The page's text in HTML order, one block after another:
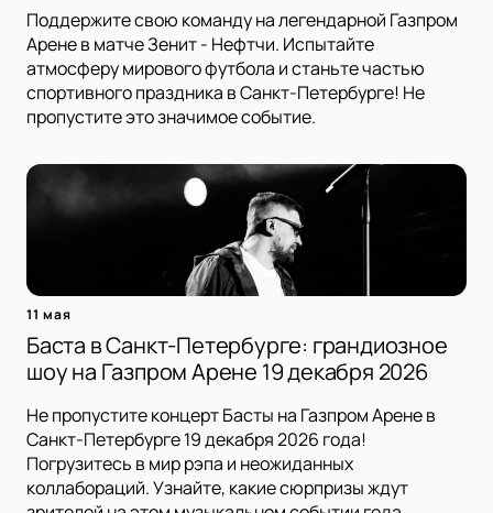
Поддержите свою команду на легендарной Газпром
Арене в матче Зенит - Нефтчи. Испытайте
атмосферу мирового футбола и станьте частью
спортивного праздника в Санкт-Петербурге! Не
пропустите это значимое событие.
11 мая
Баста в Санкт-Петербурге: грандиозное
шоу на Газпром Арене 19 декабря 2026
Не пропустите концерт Басты на Газпром Арене в
Санкт-Петербурге 19 декабря 2026 года!
Погрузитесь в мир рэпа и неожиданных
коллабораций. Узнайте, какие сюрпризы ждут